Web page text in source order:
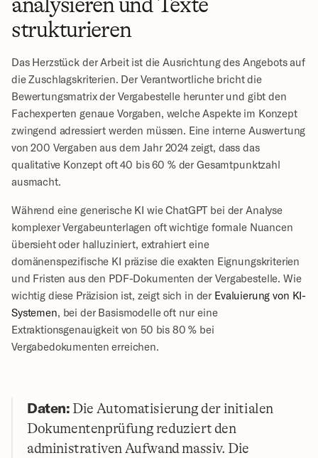
strukturieren
Das Herzstück der Arbeit ist die Ausrichtung des Angebots auf
die Zuschlagskriterien. Der Verantwortliche bricht die
Bewertungsmatrix der Vergabestelle herunter und gibt den
Fachexperten genaue Vorgaben, welche Aspekte im Konzept
zwingend adressiert werden müssen. Eine interne Auswertung
von 200 Vergaben aus dem Jahr 2024 zeigt, dass das
qualitative Konzept oft 40 bis 60 % der Gesamtpunktzahl
ausmacht.
Während eine generische KI wie ChatGPT bei der Analyse
komplexer Vergabeunterlagen oft wichtige formale Nuancen
übersieht oder halluziniert, extrahiert eine
domänenspezifische KI präzise die exakten Eignungskriterien
und Fristen aus den PDF-Dokumenten der Vergabestelle. Wie
wichtig diese Präzision ist, zeigt sich in der Evaluierung von KI-
Systemen, bei der Basismodelle oft nur eine
Extraktionsgenauigkeit von 50 bis 80 % bei
Vergabedokumenten erreichen.
Daten: Die Automatisierung der initialen
Dokumentenprüfung reduziert den
administrativen Aufwand massiv. Die